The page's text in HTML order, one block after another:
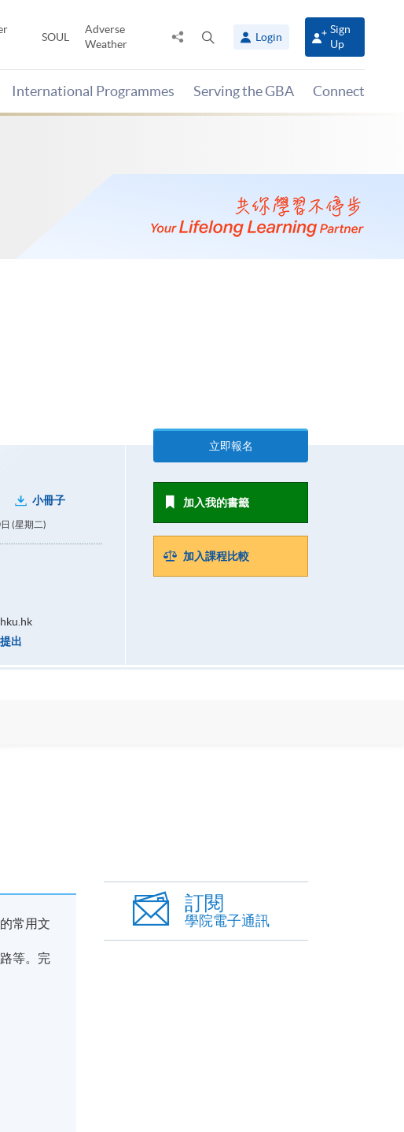
SOUL
Adverse
Weather
Share
panel
Login
Sign
Up
International Programmes Serving the GBA Connect
小冊子
(星期二)
出
立即報名
加入我的書籤
加入課程比較
常用文
等。完
訂閱
學院電子通訊